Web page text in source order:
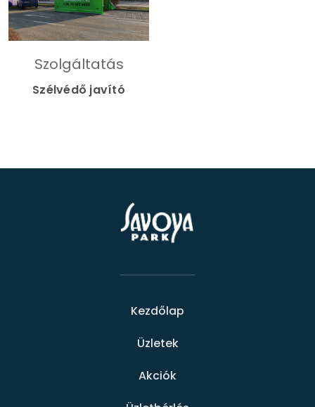
Szolgáltatás
Szélvédő javító
Kezdőlap
Üzletek
Akciók